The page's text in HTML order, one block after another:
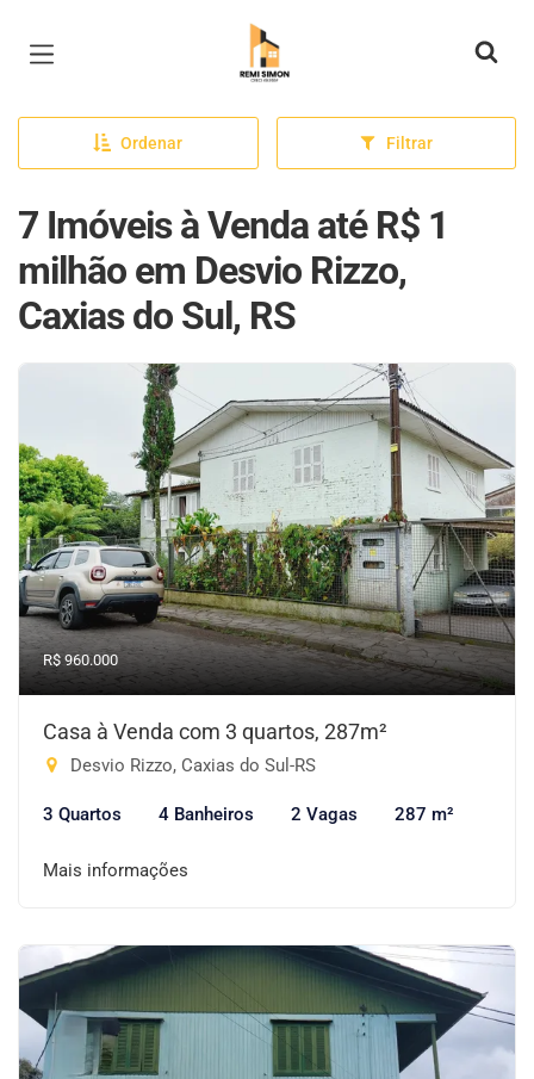
Página inicial
Ordenar Filtrar
7 Imóveis à Venda até R$ 1
milhão em Desvio Rizzo,
Caxias do Sul, RS
R$ 960.000
Casa à Venda com 3 quartos, 287m²
Desvio Rizzo, Caxias do Sul-RS
3 Quartos 4 Banheiros 2 Vagas 287 m²
Mais informações